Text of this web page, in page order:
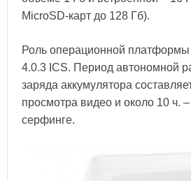
MicroSD-карт до 128 Гб).
Роль операционной платформы
4.0.3 ICS. Период автономной
заряда аккумулятора
просмотра видео и около 10 ч.
серфинге.